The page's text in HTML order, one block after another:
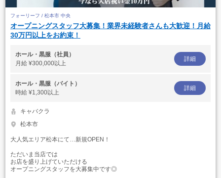
フォーリーフ / 松本市 中央
オープニングスタッフ大募集！業界未経験者さんも大歓迎！月給
30万円以上をお約束！
ホール・黒服（社員）
月給 ¥300,000以上
詳細
ホール・黒服（バイト）
時給 ¥1,300以上
詳細
キャバクラ
松本市
大人気エリア松本にて…新規OPEN！
ただいま当店では
お店を盛り上げていただける
オープニングスタッフを大募集中です◎